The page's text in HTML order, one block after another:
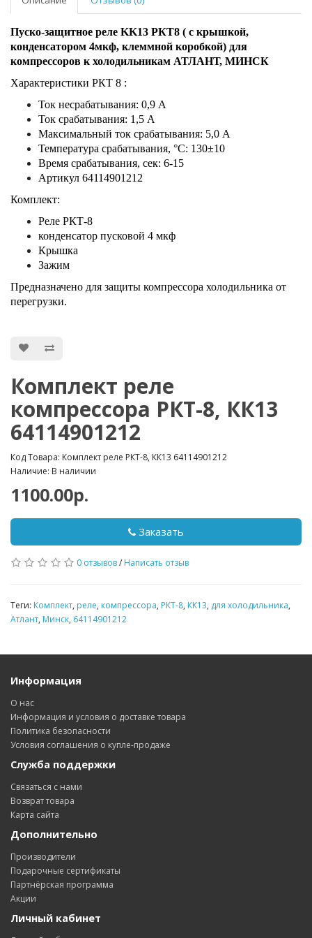
Пуско-защитное реле KK13 РКТ8 ( с крышкой,
конденсатором 4мкф, клеммной коробкой) для
компрессоров к холодильникам АТЛАНТ, МИНСК
Характеристики РКТ 8 :
Ток несрабатывания: 0,9 A
Ток срабатывания: 1,5 A
Максимальный ток срабатывания: 5,0 A
Температура срабатывания, °С: 130±10
Время срабатывания, сек: 6-15
Артикул 64114901212
Комплект:
Реле РКТ-8
конденсатор пусковой 4 мкф
Крышка
Зажим
Предназначено для защиты компрессора холодильника от
перегрузки.
Комплект реле
компрессора РКТ-8, КК13
64114901212
Код Товара: Комплект реле РКТ-8, КК13 64114901212
Наличие: В наличии
1100.00р.
Заказать
0 отзывов/ Написать отзыв
Теги: Комплект, реле, компрессора, РКТ-8, КК13, для холодильника,
Атлант, Минск, 64114901212
Информация
О нас
Информация и условия о доставке товара
Политика безопасности
Условия соглашения о купле-продаже
Служба поддержки
Связаться с нами
Возврат товара
Карта сайта
Дополнительно
Производители
Подарочные сертификаты
Партнёрская программа
Акции
Личный кабинет